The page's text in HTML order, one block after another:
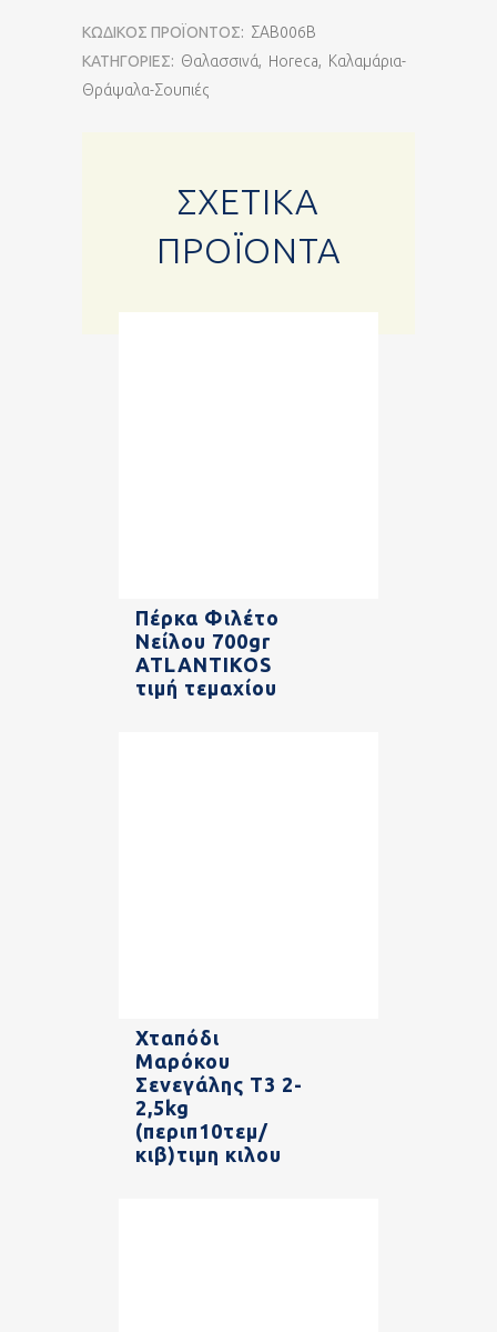
ΚΩΔΙΚΌΣ ΠΡΟΪΌΝΤΟΣ: ΣΑΒ006Β
ΚΑΤΗΓΟΡΊΕΣ: Θαλασσινά, Horeca, Καλαμάρια-
Θράψαλα-Σουπιές
ΣΧΕΤΙΚΆ
ΠΡΟΪΌΝΤΑ
Πέρκα Φιλέτο
Νείλου 700gr
ATLANTIKOS
τιμή τεμαχίου
Χταπόδι
Μαρόκου
Σενεγάλης Τ3 2-
2,5kg
(περιπ10τεμ/
κιβ)τιμη κιλου